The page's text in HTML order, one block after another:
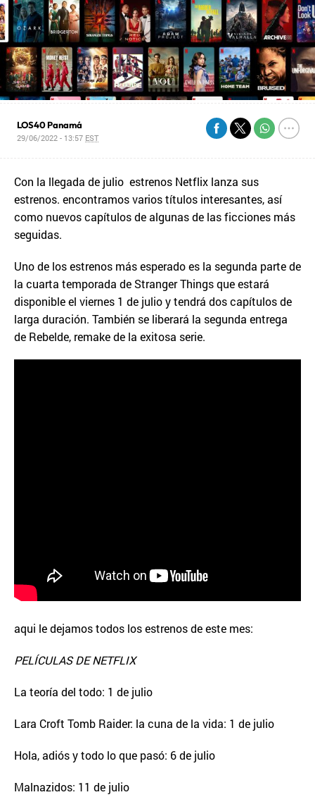
LOS40 Panamá
29/06/2022 - 13:57 EST
Con la llegada de julio estrenos Netflix lanza sus
estrenos. encontramos varios títulos interesantes, así
como nuevos capítulos de algunas de las ficciones más
seguidas.
Uno de los estrenos más esperado es la segunda parte de
la cuarta temporada de Stranger Things que estará
disponible el viernes 1 de julio y tendrá dos capítulos de
larga duración. También se liberará la segunda entrega
de Rebelde, remake de la exitosa serie.
aqui le dejamos todos los estrenos de este mes:
PELÍCULAS DE NETFLIX
La teoría del todo: 1 de julio
Lara Croft Tomb Raider: la cuna de la vida: 1 de julio
Hola, adiós y todo lo que pasó: 6 de julio
Malnazidos: 11 de julio